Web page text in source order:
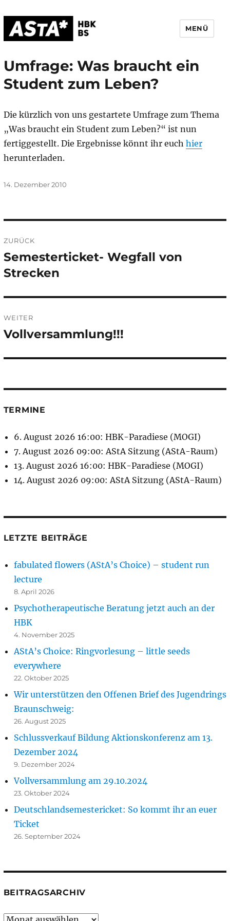
MENÜ
Umfrage: Was braucht ein
Student zum Leben?
Die kürzlich von uns gestartete Umfrage zum Thema
„Was braucht ein Student zum Leben?“ ist nun
fertiggestellt. Die Ergebnisse könnt ihr euch hier
herunterladen.
Veröffentlicht
14. Dezember 2010
ZURÜCK
Vorheriger
Beitrag:
Semesterticket- Wegfall von
Strecken
WEITER
Nächster
Vollversammlung!!!
TERMINE
6. August 2026 16:00: HBK-Paradiese (MOGI)
7. August 2026 09:00: AStA Sitzung (AStA-Raum)
13. August 2026 16:00: HBK-Paradiese (MOGI)
14. August 2026 09:00: AStA Sitzung (AStA-Raum)
LETZTE BEITRÄGE
fabulated flowers (AStA’s Choice) – student run
lecture
8. April 2026
Psychotherapeutische Beratung jetzt auch an der
HBK
4. November 2025
AStA’s Choice: Ringvorlesung – little seeds
everywhere
22. Oktober 2025
Wir unterstützen den Offenen Brief des Jugendrings
Braunschweig:
26. August 2025
Schlussverkauf Bildung Aktionskonferenz am 13.
Dezember 2024
9. Dezember 2024
Vollversammlung am 29.10.2024
23. Oktober 2024
Deutschlandsemestericket: So kommt ihr an euer
Ticket
26. September 2024
BEITRAGSARCHIV
Beitragsarchiv